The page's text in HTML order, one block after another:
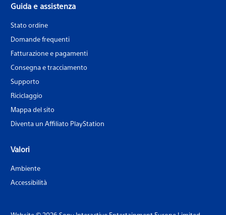
Guida e assistenza
Stato ordine
Domande frequenti
Fatturazione e pagamenti
Consegna e tracciamento
Supporto
Riciclaggio
Mappa del sito
Diventa un Affiliato PlayStation
Valori
Ambiente
Accessibilità